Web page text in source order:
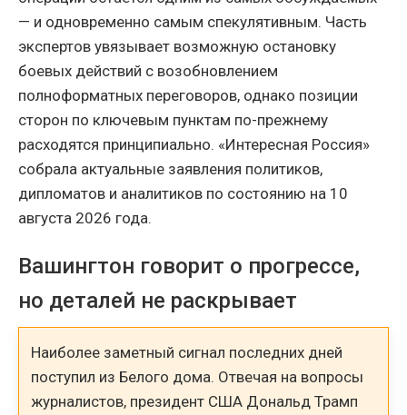
— и одновременно самым спекулятивным. Часть
экспертов увязывает возможную остановку
боевых действий с возобновлением
полноформатных переговоров, однако позиции
сторон по ключевым пунктам по-прежнему
расходятся принципиально. «Интересная Россия»
собрала актуальные заявления политиков,
дипломатов и аналитиков по состоянию на 10
августа 2026 года.
Вашингтон говорит о прогрессе,
но деталей не раскрывает
Наиболее заметный сигнал последних дней
поступил из Белого дома. Отвечая на вопросы
журналистов, президент США Дональд Трамп